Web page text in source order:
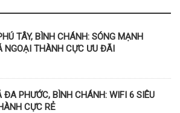
TÂY, BÌNH CHÁNH: SÓNG MẠNH
NGOẠI THÀNH CỰC ƯU ĐÃI
PHƯỚC, BÌNH CHÁNH: WIFI 6 SIÊU
CỰC RẺ